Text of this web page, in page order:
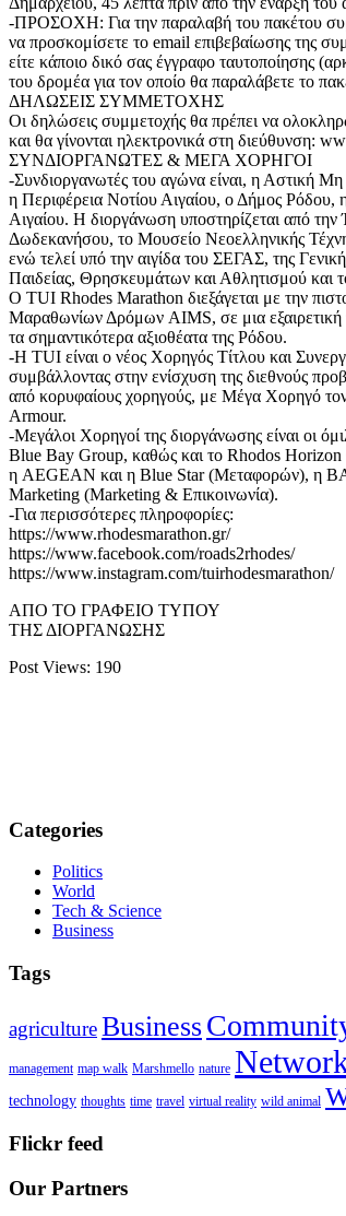
-ΠΡΟΣΟΧΗ: Για την παραλαβή του πακέτου
να προσκομίσετε το email επιβεβαίωσης της
είτε κάποιο δικό σας έγγραφο ταυτοποίησης
του δρομέα για τον οποίο θα παραλάβετε το
ΔΗΛΩΣΕΙΣ ΣΥΜΜΕΤΟΧΗΣ
Οι δηλώσεις συμμετοχής θα πρέπει να
και θα γίνονται ηλεκτρονικά στη διεύθυνση:
ΣΥΝΔΙΟΡΓΑΝΩΤΕΣ & ΜΕΓΑ ΧΟΡΗΓΟΙ
-Συνδιοργανωτές του αγώνα είναι, η
η Περιφέρεια Νοτίου Αιγαίου, ο Δήμος
Αιγαίου. Η διοργάνωση υποστηρίζεται από
Δωδεκανήσου, το Μουσείο Νεοελληνικής
ενώ τελεί υπό την αιγίδα του ΣΕΓΑΣ, της
Παιδείας, Θρησκευμάτων και Αθλητισμού
Ο TUI Rhodes Marathon διεξάγεται με την
Μαραθωνίων Δρόμων AIMS, σε μια εξαιρετική
τα σημαντικότερα αξιοθέατα της Ρόδου.
-Η TUI είναι ο νέος Χορηγός Τίτλου και
συμβάλλοντας στην ενίσχυση της διεθνούς
από κορυφαίους χορηγούς, με Μέγα Χορηγό
Armour.
-Μεγάλοι Χορηγοί της διοργάνωσης είναι οι
Blue Bay Group, καθώς και το Rhodos Horizon
η AEGEAN και η Blue Star (Μεταφορών), η
Marketing (Marketing & Επικοινωνία).
-Για περισσότερες πληροφορίες:
https://www.rhodesmarathon.gr/
https://www.facebook.com/roads2rhodes/
https://www.instagram.com/tuirhodesmarathon/
ΑΠΟ ΤΟ ΓΡΑΦΕΙΟ ΤΥΠΟΥ
ΤΗΣ ΔΙΟΡΓΑΝΩΣΗΣ
Post Views: 190
Categories
Politics
World
Tech & Science
Business
Tags
agricultureBusiness
management map walk Marshmello nature
technology thoughts time travel virtual reality wild animal
Flickr feed
Our Partners